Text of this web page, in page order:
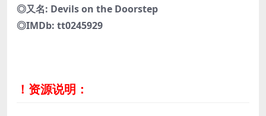
◎又名: Devils on the Doorstep
◎IMDb: tt0245929
！资源说明：